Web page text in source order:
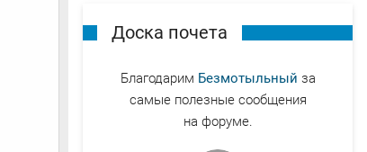
Доска почета
Благодарим Безмотыльный за
самые полезные сообщения
на форуме.